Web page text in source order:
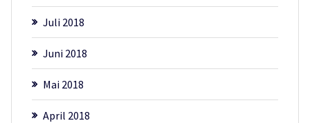
Juli 2018
Juni 2018
Mai 2018
April 2018